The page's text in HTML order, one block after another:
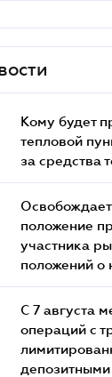
Кому будет
тепловой
за средства
положение
участника
положений о
С 7 августа
операций с